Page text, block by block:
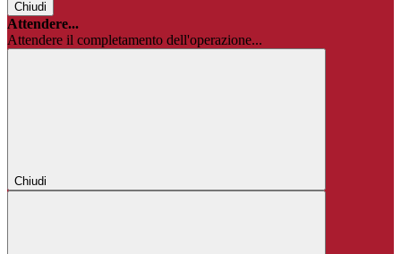
Chiudi
Attendere...
Attendere il completamento dell'operazione...
Chiudi